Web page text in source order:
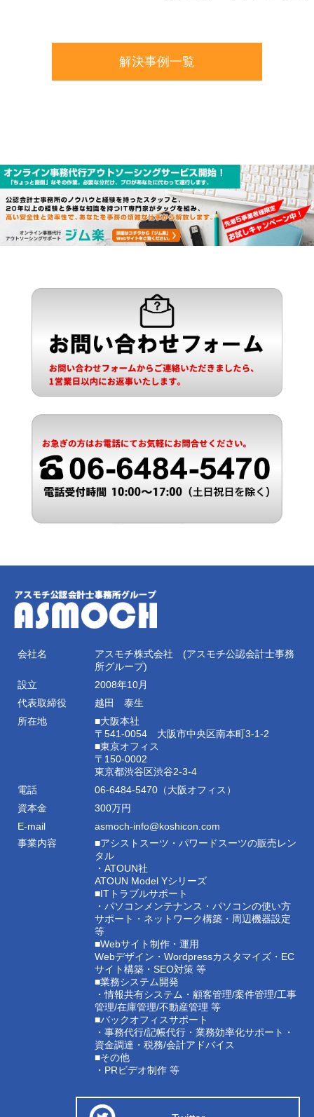
解決事例一覧
会社名
アスモチ株式会社 (アスモチ公認会計士事務
所グループ)
設立
2008年10月
代表取締役
越田 泰生
所在地
■大阪本社
〒541-0054 大阪市中央区南本町3-1-2
■東京オフィス
〒150-0002
東京都渋谷区渋谷2-3-4
電話
06-6484-5470（大阪オフィス）
資本金
300万円
E-mail
asmoch-info@koshicon.com
事業内容
■アシストスーツ・パワードスーツの販売レン
タル
・ATOUN社
ATOUN Model Yシリーズ
■ITトラブルサポート
・パソコンメンテナンス・パソコンの使い方
サポート・ネットワーク構築・周辺機器設定
等
■Webサイト制作・運用
Webデザイン・Wordpressカスタマイズ・EC
サイト構築・SEO対策 等
■業務システム開発
・情報共有システム・顧客管理/案件管理/工事
管理/在庫管理/不動産管理 等
■バックオフィスサポート
・事務代行/記帳代行・業務効率化サポート・
資金調達・税務/会計アドバイス
■その他
・PRビデオ制作 等